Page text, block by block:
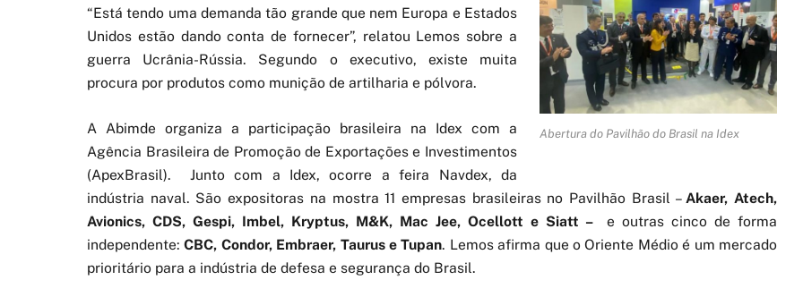
Abertura do Pavilhão do Brasil na Idex
“Está tendo uma demanda tão grande que nem Europa e Estados
Unidos estão dando conta de fornecer”, relatou Lemos sobre a
guerra Ucrânia-Rússia. Segundo o executivo, existe muita
procura por produtos como munição de artilharia e pólvora.
A Abimde organiza a participação brasileira na Idex com a
Agência Brasileira de Promoção de Exportações e Investimentos
(ApexBrasil). Junto com a Idex, ocorre a feira Navdex, da
indústria naval. São expositoras na mostra 11 empresas brasileiras no Pavilhão Brasil – Akaer, Atech,
Avionics, CDS, Gespi, Imbel, Kryptus, M&K, Mac Jee, Ocellott e Siatt –
e outras cinco de forma
independente:CBC, Condor, Embraer, Taurus e Tupan. Lemos afirma que o Oriente Médio é um mercado
prioritário para a indústria de defesa e segurança do Brasil.